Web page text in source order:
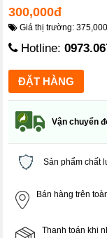
300,000đ
Giá thị trường:
Hotline:
Vận chuyển
Sản phẩm chất
Bán hàng trên
Thanh toán khi